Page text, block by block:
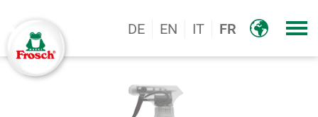
Logo, Marke Frosch®
DE EN IT FR